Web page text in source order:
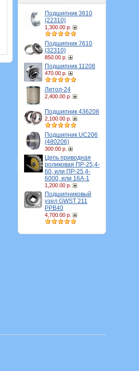
Подшипник 3610
(22310)
1,300.00 р.
Подшипник 7610
(32310)
850.00 р.
Подшипник 11208
470.00 р.
Литол-24
2,400.00 р.
Подшипник 436208
2,100.00 р.
Подшипник UC206
(480206)
300.00 р.
Цепь приводная
роликовая ПР-25,4-
60, или ПР-25,4-
6000, или 16A-1
1,200.00 р.
Подшипниковый
узел GWST 211
PPB40
4,700.00 р.